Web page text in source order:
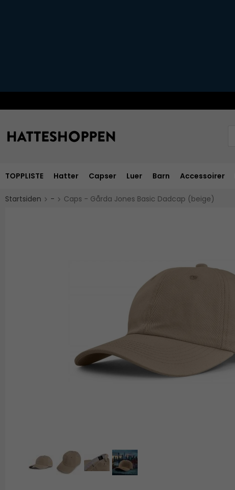
TOPPLISTE Hatter Capser Luer Barn Accessoirer
Startsiden - Caps - Gårda Jones Basic Dadcap (beige)